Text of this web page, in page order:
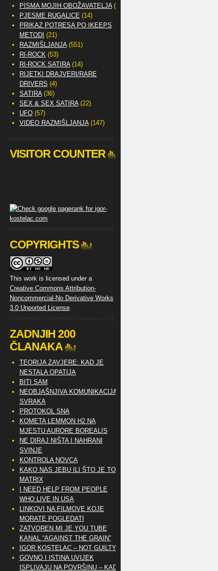
PISMA MOJIH OBOŽAVATELJA(2)
PJESME RUGALICE (14)
PRIKAZ POTRESA PO IKEEPS
METODI (21)
RAZMIŠLJANJA(551)
RI-ROCK(53)
RI-ROCK SATIRA(14)
RIJETKI DRAJVERI/RARE
DRIVERS (4)
SATIRA(36)
SEX & SEX SATIRA(22)
UFO(57)
VIDEO RAZMIŠLJANJA(147)
VISITOR COUNTER
COPYRIGHTS
This work is licensed under a
Creative Commons Attribution-
Noncommercial-No Derivative Works
3.0 Unported License.
ZADNJIH 200
ČLANAKA
TEORIJA ZAVJERE: KAD JE
NESTALA OPATIJA
BITI SAM
NEOBJAŠNJIVA KOMUNIKACIJA
SVRAKA
PROTOKOL SNA
KOMETA LEMMON H2 NA
MJESTU AURORE BOREALIS
NE DIRAJ NIŠTA I NAHRANI
SVINJE
KONTROLA NOVCA
KAKO NAS JEBU ILI ŠTO JE TO
MATRIX
I NEED HELP FROM PEOPLE
WHO LIVE IN USA
LINKOVI NA FILMOVE KOJE
MORATE POGLEDATI
ZATVOREN MI JE YOU TUBE
KANAL “AGAINST THE GRAIN”
IGOR KOSTELAC – NOT GUILTY
GOVNO I ISTINA UVIJEK
ISPLIVAJU NA POVRŠINU – KAD